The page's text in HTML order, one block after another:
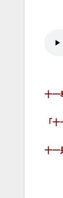
十一
「
十一